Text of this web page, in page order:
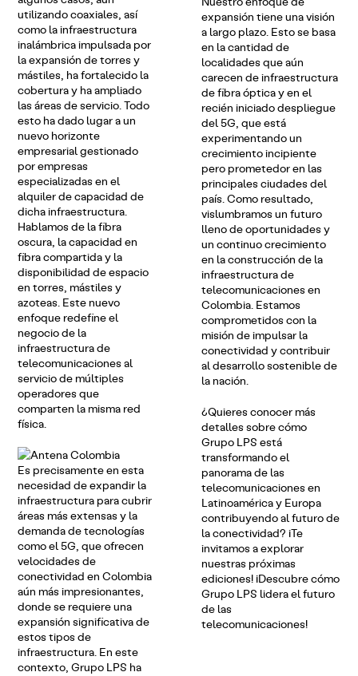
utilizando coaxiales, así
como la infraestructura
inalámbrica impulsada por
la expansión de torres y
mástiles, ha fortalecido la
cobertura y ha ampliado
las áreas de servicio. Todo
esto ha dado lugar a un
nuevo horizonte
empresarial gestionado
por empresas
especializadas en el
alquiler de capacidad de
dicha infraestructura.
Hablamos de la fibra
oscura, la capacidad en
fibra compartida y la
disponibilidad de espacio
en torres, mástiles y
azoteas. Este nuevo
enfoque redefine el
negocio de la
infraestructura de
telecomunicaciones al
servicio de múltiples
operadores que
comparten la misma red
física.
Es precisamente en esta
necesidad de expandir la
infraestructura para cubrir
áreas más extensas y la
demanda de tecnologías
como el 5G, que ofrecen
velocidades de
conectividad en Colombia
aún más impresionantes,
donde se requiere una
expansión significativa de
estos tipos de
infraestructura. En este
contexto, Grupo LPS ha
expansión tiene una visión
a largo plazo. Esto se basa
en la cantidad de
localidades que aún
carecen de infraestructura
de fibra óptica y en el
recién iniciado despliegue
del 5G, que está
experimentando un
crecimiento incipiente
pero prometedor en las
principales ciudades del
país. Como resultado,
vislumbramos un futuro
lleno de oportunidades y
un continuo crecimiento
en la construcción de la
infraestructura de
telecomunicaciones en
Colombia. Estamos
comprometidos con la
misión de impulsar la
conectividad y contribuir
al desarrollo sostenible de
la nación.
¿Quieres conocer más
detalles sobre cómo
Grupo LPS está
transformando el
panorama de las
telecomunicaciones en
Latinoamérica y Europa
contribuyendo al futuro de
la conectividad? ¡Te
invitamos a explorar
nuestras próximas
ediciones! ¡Descubre cómo
Grupo LPS lidera el futuro
de las
telecomunicaciones!